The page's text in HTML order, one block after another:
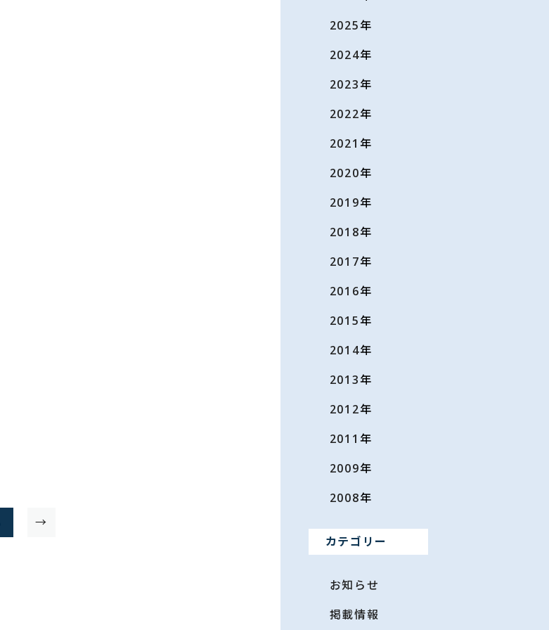
→
2025年
2024年
2023年
2022年
2021 年
2020年
2019年
2018年
2017年
2016年
2015年
2014年
2013年
2012年
2011 年
2009年
2008年
カテゴリー
お知らせ
掲載情報